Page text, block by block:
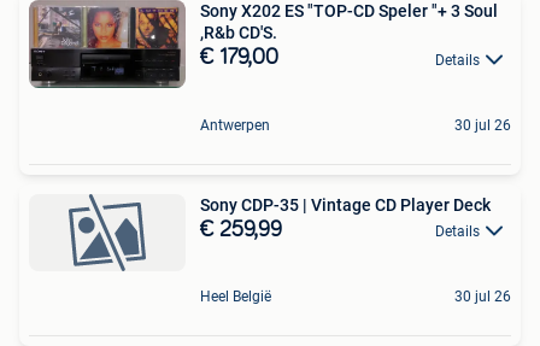
Sony X202 ES "TOP-CD Speler "+ 3 Soul
,R&b CD'S.
€ 179,00 Details
Antwerpen 30 jul 26
Sony CDP-35 | Vintage CD Player Deck
€ 259,99 Details
Heel België 30 jul 26